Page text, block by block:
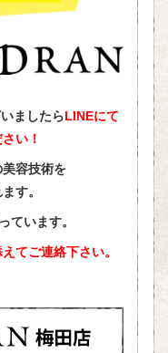
ましたらLINEにて
い！
容技術を
す。
ています。
てご連絡下さい。